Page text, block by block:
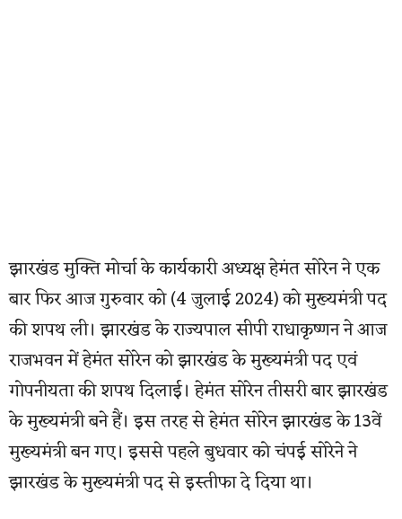
झारखंड मुक्ति मोर्चा के कार्यकारी अध्यक्ष हेमंत सोरेन ने एक
बार फिर आज गुरुवार को (4 जुलाई 2024) को मुख्यमंत्री पद
की शपथ ली। झारखंड के राज्यपाल सीपी राधाकृष्णन ने आज
राजभवन में हेमंत सोरेन को झारखंड के मुख्यमंत्री पद एवं
गोपनीयता की शपथ दिलाई। हेमंत सोरेन तीसरी बार झारखंड
के मुख्यमंत्री बने हैं। इस तरह से हेमंत सोरेन झारखंड के 13वें
मुख्यमंत्री बन गए। इससे पहले बुधवार को चंपई सोरेने ने
झारखंड के मुख्यमंत्री पद से इस्तीफा दे दिया था।